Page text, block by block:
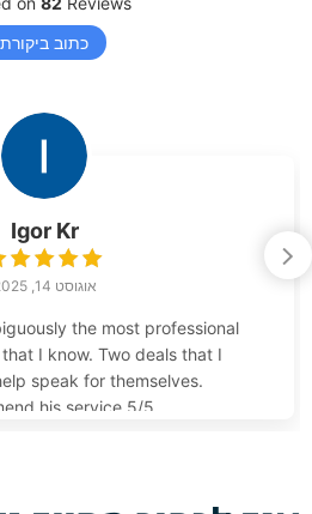
כתוב ביקורת
Igor Kr
אוגוסט 14, 2025
the most professional
I know. Two deals that I
speak for themselves.
his service 5/5!!!